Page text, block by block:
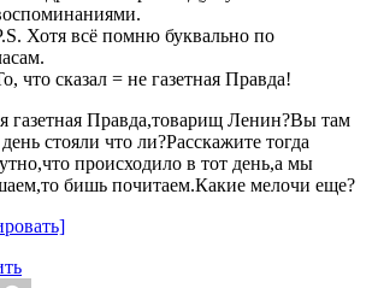
Хотя всё помню буквально по
что сказал = не газетная Правда!
газетная Правда,товарищ Ленин?Вы там
стояли что ли?Расскажите тогда
происходило в тот день,а мы
бишь почитаем.Какие мелочи еще?